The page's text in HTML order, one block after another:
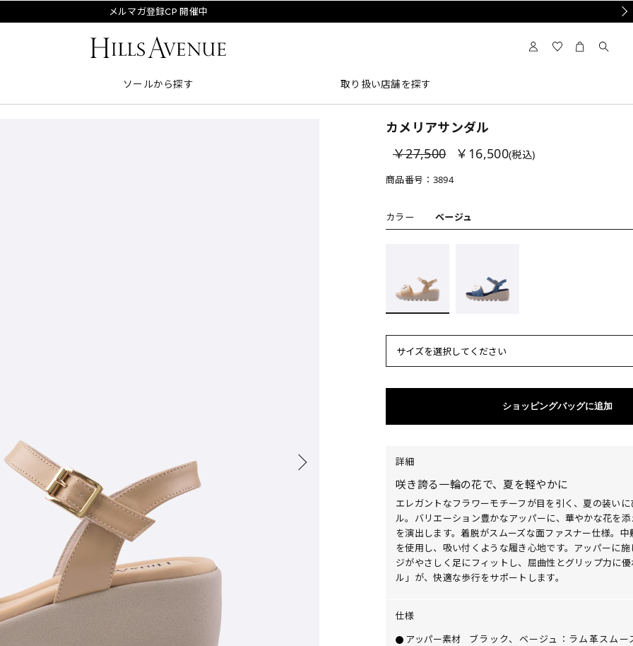
メルマガ登録CP 開催中
ソールから探す 取り扱い店舗を探す
カメリアサンダル
￥27,500
￥16,500(税込)
商品番号： 3894
カラー ベージュ
サイズを選択してください
ショッピングバッグに追加
詳細
咲き誇る一輪の花で、夏を軽やかに
エレガントなフラワーモチーフが目を引く、夏の装い
ル。バリエーション豊かなアッパーに、華やかな花を
を演出します。着脱がスムーズな面ファスナー仕様。
を使用し、吸い付くような履き心地です。アッパーに
ジがやさしく足にフィットし、屈曲性とグリップ力に
ル」が、快適な歩行をサポートします。
仕様
アッパー素材
ブラック、ベージュ：ラム革スムー